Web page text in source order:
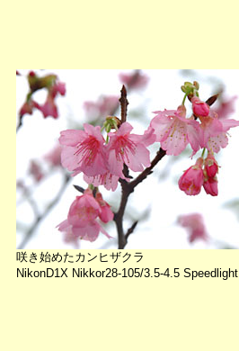
咲き始めたカンヒザクラ
NikonD1X Nikkor28-105/3.5-4.5 Speedlight